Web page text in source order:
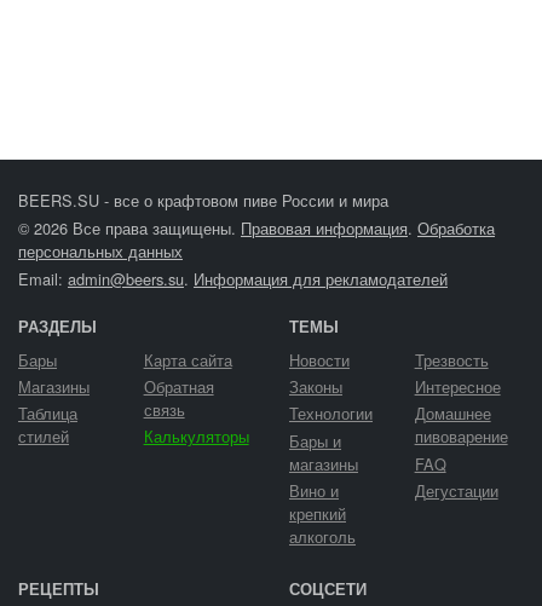
BEERS.SU - все о крафтовом пиве России и мира
© 2026 Все права защищены. Правовая информация. Обработка
персональных данных
Email: admin@beers.su. Информация для рекламодателей
РАЗДЕЛЫ
Бары
Магазины
Таблица
стилей
Карта сайта
Обратная
связь
Калькуляторы
ТЕМЫ
Новости
Законы
Технологии
Бары и
магазины
Вино и
крепкий
алкоголь
Трезвость
Интересное
Домашнее
пивоварение
FAQ
Дегустации
РЕЦЕПТЫ СОЦСЕТИ